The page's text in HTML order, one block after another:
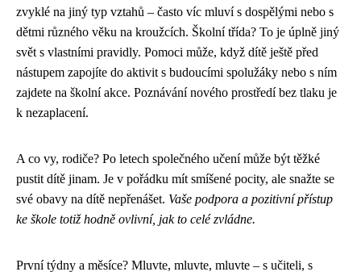
zvyklé na jiný typ vztahů – často víc mluví s dospělými nebo s
dětmi různého věku na kroužcích. Školní třída? To je úplně jiný
svět s vlastními pravidly. Pomoci může, když dítě ještě před
nástupem zapojíte do aktivit s budoucími spolužáky nebo s ním
zajdete na školní akce. Poznávání nového prostředí bez tlaku je
k nezaplacení.
A co vy, rodiče? Po letech společného učení může být těžké
pustit dítě jinam. Je v pořádku mít smíšené pocity, ale snažte se
své obavy na dítě nepřenášet. Vaše podpora a pozitivní přístup
ke škole totiž hodně ovlivní, jak to celé zvládne.
První týdny a měsíce? Mluvte, mluvte, mluvte – s učiteli, s